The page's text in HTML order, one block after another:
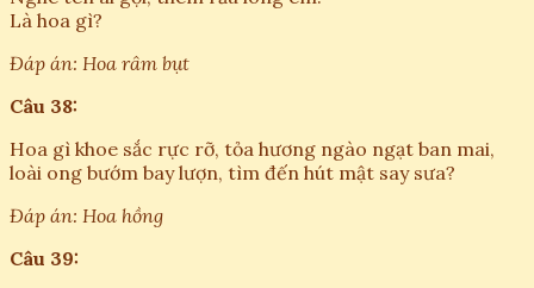
Là hoa gì?
Đáp án: Hoa râm bụt
Câu 38:
Hoa gì khoe sắc rực rỡ, tỏa hương ngào ngạt ban mai,
loài ong bướm bay lượn, tìm đến hút mật say sưa?
Đáp án: Hoa hồng
Câu 39: